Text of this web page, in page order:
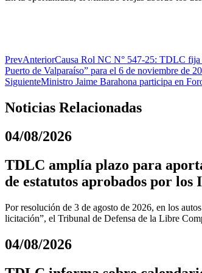
PrevAnteriorCausa Rol NC N° 547-25: TDLC fija
Puerto de Valparaíso” para el 6 de noviembre de
SiguienteMinistro Jaime Barahona participa en
Noticias Relacionadas
04/08/2026
TDLC amplía plazo para
de estatutos aprobados por los
Por resolución de 3 de agosto de 2026, en los
licitación”, el Tribunal de Defensa de la Libre
04/08/2026